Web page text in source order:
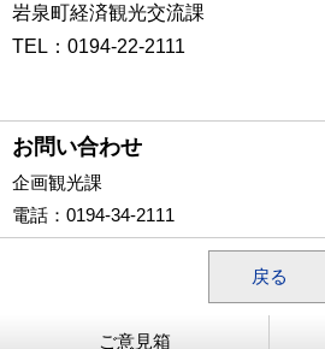
岩泉町経済観光交流課
TEL：0194-22-2111
お問い合わせ
企画観光課
電話 ：0194-34-2111
戻る
ご意見箱